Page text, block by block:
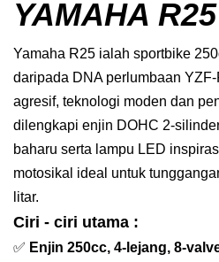
YAMAHA
Yamaha R25 ialah sportbike
daripada DNA perlumbaan
agresif, teknologi moden dan
dilengkapi enjin DOHC 2-
baharu serta lampu LED
motosikal ideal untuk
litar.
Ciri - ciri utama :
✅ Enjin 250cc, 4-lejang, 8-